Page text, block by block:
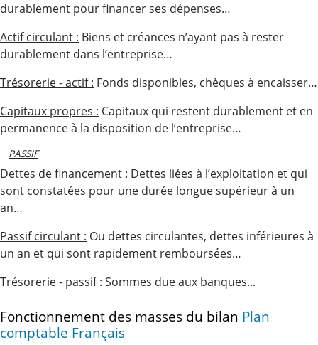
durablement pour financer ses dépenses…
Actif circulant : Biens et créances n’ayant pas à rester
durablement dans l’entreprise…
Trésorerie - actif : Fonds disponibles, chèques à encaisser…
Capitaux propres : Capitaux qui restent durablement et en
permanence à la disposition de l’entreprise…
PASSIF
Dettes de financement : Dettes liées à l’exploitation et qui
sont constatées pour une durée longue supérieur à un
an…
Passif circulant : Ou dettes circulantes, dettes inférieures à
un an et qui sont rapidement remboursées…
Trésorerie - passif : Sommes due aux banques...
Fonctionnement des masses du bilan Plan
comptable Français